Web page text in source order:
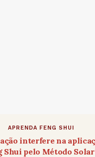
APRENDA FENG SHUI
interfere na
Shui pelo Método